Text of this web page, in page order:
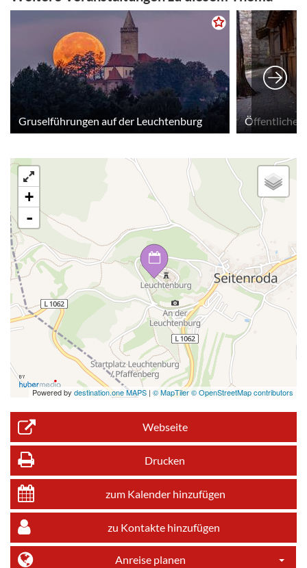
Gruselführungen auf der Leuchtenburg Öffentliches
+
-
Powered by destination.one MAPS | © MapTiler © OpenStreetMap contributors
Webseite
Drucken
zum Kalender hinzufügen
zu Kontakte hinzufügen
Anreise planen